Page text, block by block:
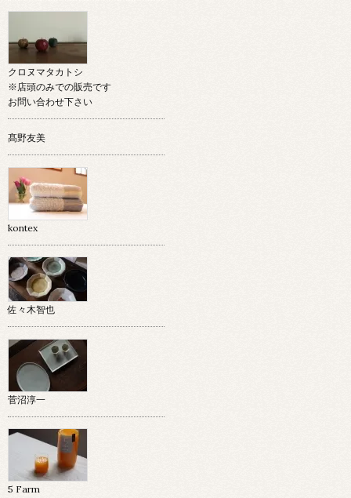
クロヌマタカトシ
※店頭のみでの販売です
お問い合わせ下さい
髙野友美
kontex
佐々木智也
菅沼淳一
5 Farm